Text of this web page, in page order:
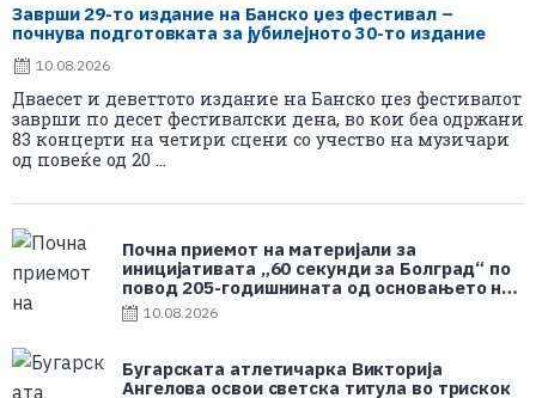
Заврши 29-то издание на Банско џез фестивал –
почнува подготовката за јубилејното 30-то издание
10.08.2026
Дваесет и деветтото издание на Банско џез фестивалот
заврши по десет фестивалски дена, во кои беа одржани
83 концерти на четири сцени со учество на музичари
од повеќе од 20 ...
Почна приемот на материјали за
иницијативата „60 секунди за Болград“ по
повод 205-годишнината од основањето на
градот
10.08.2026
Бугарската атлетичарка Викторија
Ангелова освои светска титула во трискок